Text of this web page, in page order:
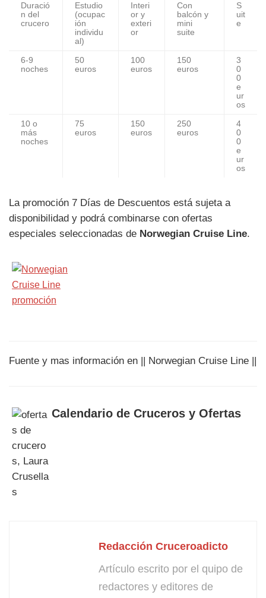
Duració
n del
crucero
Estudio
(ocupac
ión
individu
al)
Interi
or y
exteri
or
Con
balcón y
mini
suite
S
uit
e
6-9
noches
50
euros
100
euros
150
euros
3
0
0
e
ur
os
10 o
más
noches
75
euros
150
euros
250
euros
4
0
0
e
ur
os
La promoción 7 Días de Descuentos está sujeta a
disponibilidad y podrá combinarse con ofertas
especiales seleccionadas de Norwegian Cruise Line.
Fuente y mas información en || Norwegian Cruise Line ||
Calendario de Cruceros y Ofertas
Redacción Cruceroadicto
Artículo escrito por el quipo de
redactores y editores de